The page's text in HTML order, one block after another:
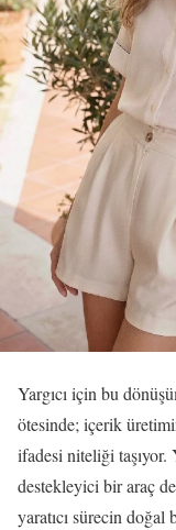
Yargıcı için bu
ötesinde; içerik
ifadesi niteliği taşıyor.
destekleyici bir araç
yaratıcı sürecin doğal